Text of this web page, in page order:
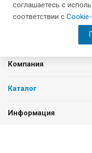
Компания
Каталог
Информация
соглашаетесь с
соответствии с